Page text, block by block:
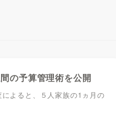
の予算管理術を公開
よると、５人家族の1ヵ月の